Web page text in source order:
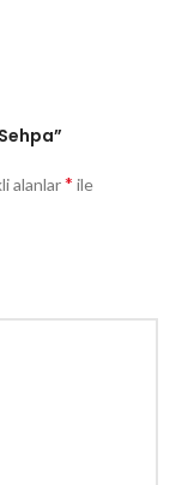
alanlar* ile